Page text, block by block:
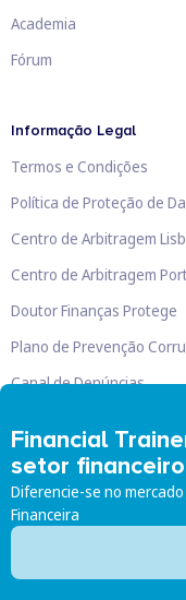
Financial
setor financeiro
Diferencie-se no
Financeira
Academia
Fórum
Informação Legal
Termos e Condições
Política de Proteção de
Centro de Arbitragem
Centro de Arbitragem
Doutor Finanças Protege
Plano de Prevenção
Canal de Denúncias
Doutor Finanças, Lda